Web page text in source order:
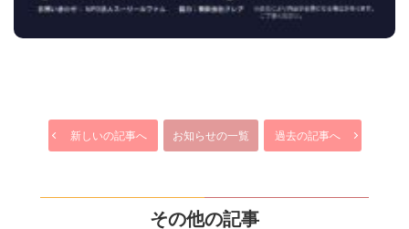
新しいの記事へ お知らせの一覧 過去の記事へ
その他の記事